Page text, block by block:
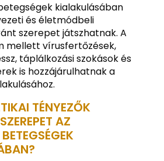
kialakulásában
és életmódbeli
szerepet játszhatnak. A
mellett vírusfertőzések,
táplálkozási szokások és
is hozzájárulhatnak a
TÉNYEZŐK
AZ